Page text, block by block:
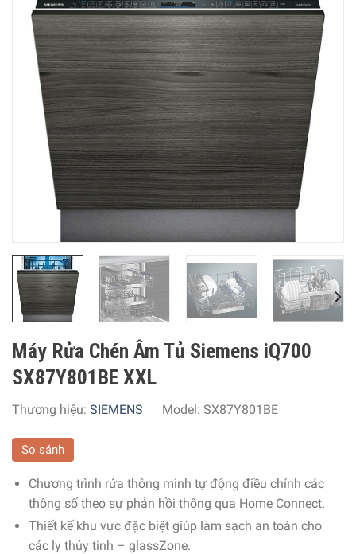
Máy Rửa Chén Âm Tủ Siemens iQ700
SX87Y801BE XXL
Thương hiệu: SIEMENS Model: SX87Y801BE
So sánh
Chương trình rửa thông minh tự động điều chỉnh các
thông số theo sự phản hồi thông qua Home Connect.
Thiết kế khu vực đặc biệt giúp làm sạch an toàn cho
các ly thủy tinh – glassZone.